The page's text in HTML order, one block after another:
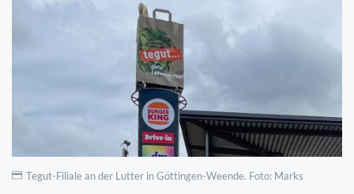
Tegut-Filiale an der Lutter in Göttingen-Weende. Foto: Marks